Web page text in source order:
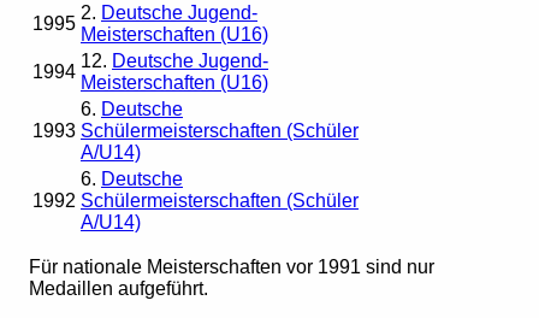
1995
2. Deutsche Jugend-
Meisterschaften (U16)
1994
12. Deutsche Jugend-
Meisterschaften (U16)
1993
6. Deutsche
Schülermeisterschaften (Schüler
A/U14)
1992
6. Deutsche
Schülermeisterschaften (Schüler
A/U14)
Für nationale Meisterschaften vor 1991 sind nur
Medaillen aufgeführt.